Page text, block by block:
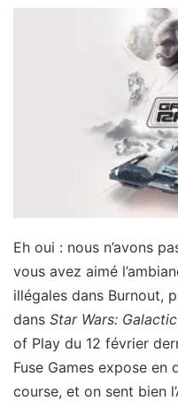
Eh oui : nous n’avons
vous avez aimé
illégales dans Burnout,
dans Star Wars:
of Play du 12 février
Fuse Games expose en
course, et on sent bien